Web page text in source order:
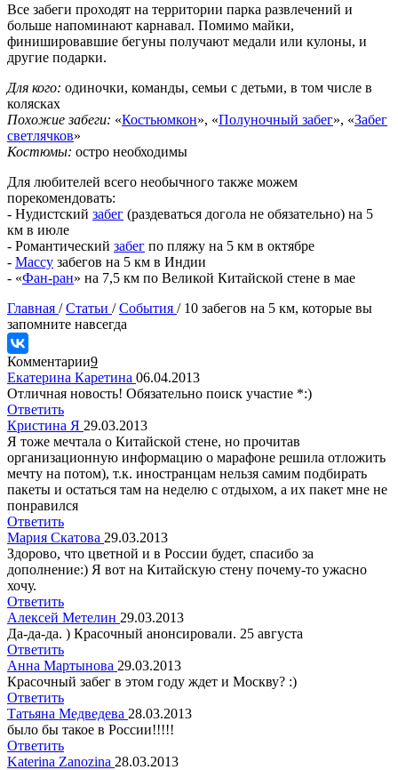
Все забеги проходят на территории парка развлечений и
больше напоминают карнавал. Помимо майки,
финишировавшие бегуны получают медали или кулоны, и
другие подарки.
Для кого: одиночки, команды, семьи с детьми, в том числе в
колясках
Похожие забеги: «Костьюмкон», «Полуночный забег», «Забег
светлячков»
Костюмы: остро необходимы
Для любителей всего необычного также можем
порекомендовать:
- Нудистский забег (раздеваться догола не обязательно) на 5
км в июле
- Романтический забег по пляжу на 5 км в октябре
- Массу забегов на 5 км в Индии
- «Фан-ран» на 7,5 км по Великой Китайской стене в мае
Главная /Статьи /События / 10 забегов на 5 км, которые вы
запомните навсегда
Комментарии9
Екатерина Каретина 06.04.2013
Отличная новость! Обязательно поиск участие *:)
Ответить
Кристина Я 29.03.2013
Я тоже мечтала о Китайской стене, но прочитав
организационную информацию о марафоне решила отложить
мечту на потом), т.к. иностранцам нельзя самим подбирать
пакеты и остаться там на неделю с отдыхом, а их пакет мне не
понравился
Ответить
Мария Скатова 29.03.2013
Здорово, что цветной и в России будет, спасибо за
дополнение:) Я вот на Китайскую стену почему-то ужасно
хочу.
Ответить
Алексей Метелин 29.03.2013
Да-да-да. ) Красочный анонсировали. 25 августа
Ответить
Анна Мартынова 29.03.2013
Красочный забег в этом году ждет и Москву? :)
Ответить
Татьяна Медведева 28.03.2013
было бы такое в России!!!!!
Ответить
Katerina Zanozina 28.03.2013